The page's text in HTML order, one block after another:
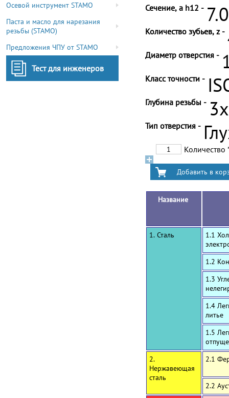
Осевой инструмент STAMO
Паста и масло для нарезания
резьбы (STAMO)
Предложения ЧПУ от STAMO
Тест для инженеров
Сечение, a h12 -
Количество зубьев, z -
Диаметр отверстия -
Класс точности -
Глубина резьбы -
Тип отверстия -
Количество
Название
1. Сталь
1.1
1.2
1.3
1.4
литье
1.5
2.
Нержавеющая
сталь
2.1
2.2